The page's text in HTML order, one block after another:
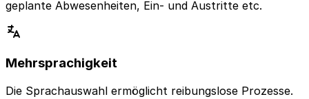
geplante Abwesenheiten, Ein- und Austritte etc.
Mehrsprachigkeit
Die Sprachauswahl ermöglicht reibungslose Prozesse.